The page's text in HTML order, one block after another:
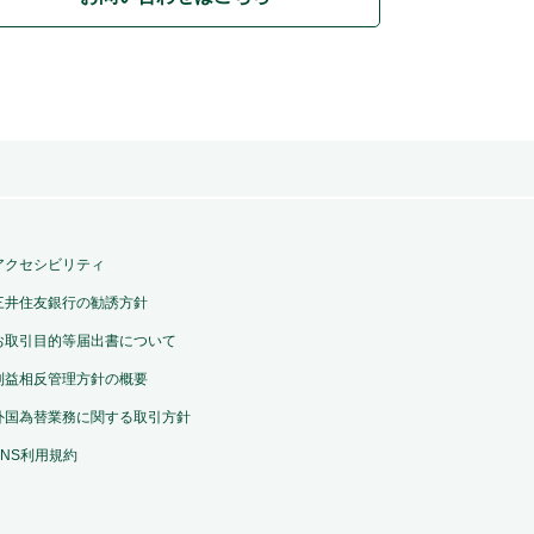
クセシビリティ
井住友銀行の勧誘方針
取引目的等届出書について
益相反管理方針の概要
国為替業務に関する取引方針
利用規約